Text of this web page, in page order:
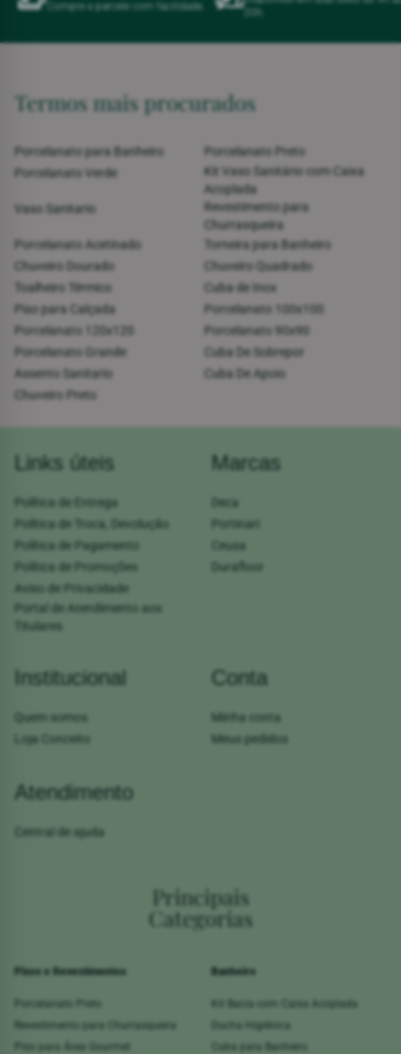
Compre e parcele com facilidade.
Termos mais procurados
Porcelanato para Banheiro
Porcelanato Preto
Porcelanato Verde
Kit Vaso Sanitário com Caixa
Acoplada
Vaso Sanitario
Revestimento para
Churrasqueira
Porcelanato Acetinado
Torneira para Banheiro
Chuveiro Dourado
Chuveiro Quadrado
Toalheiro Térmico
Cuba de Inox
Piso para Calçada
Porcelanato 100x100
Porcelanato 120x120
Porcelanato 90x90
Porcelanato Grande
Cuba De Sobrepor
Assento Sanitario
Cuba De Apoio
Chuveiro Preto
Links úteis
Política de Entrega
Política de Troca, Devolução
Política de Pagamento
Política de Promoções
Aviso de Privacidade
Portal de Atendimento aos
Titulares
Marcas
Deca
Portinari
Ceusa
Durafloor
Institucional
Quem somos
Loja Conceito
Conta
Minha conta
Meus pedidos
Atendimento
Central de ajuda
Principais
Categorias
Pisos e Revestimentos
Porcelanato Preto
Revestimento para Churrasqueira
Piso para Área Gourmet
Banheiro
Kit Bacia com Caixa Acoplada
Ducha Higiênica
Cuba para Banheiro